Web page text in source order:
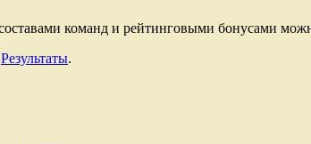
команд и рейтинговыми бонусами
Результаты.